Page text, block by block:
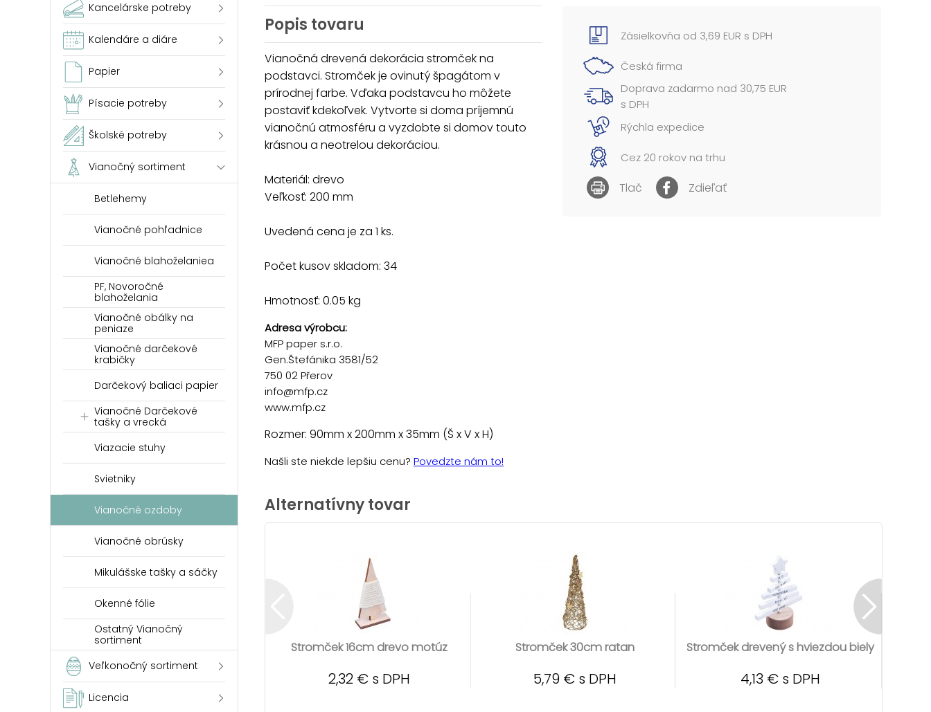
Kancelárske potreby
Kalendáre a diáre
Papier
Písacie potreby
Školské potreby
Vianočný sortiment
Betlehemy
Vianočné pohľadnice
Vianočné blahoželaniea
PF, Novoročné
blahoželania
Vianočné obálky na
peniaze
Vianočné darčekové
krabičky
Darčekový baliaci papier
Vianočné Darčekové
tašky a vrecká
Viazacie stuhy
Svietniky
Vianočné ozdoby
Vianočné obrúsky
Mikulášske tašky a sáčky
Okenné fólie
Ostatný Vianočný
sortiment
Veľkonočný sortiment
Licencia
Veľkosť: 200 mm
Uvedená cena je za 1 ks....
Popis tovaru
Vianočná drevená dekorácia stromček na
podstavci. Stromček je ovinutý špagátom v
prírodnej farbe. Vďaka podstavcu ho môžete
postaviť kdekoľvek. Vytvorte si doma príjemnú
vianočnú atmosféru a vyzdobte si domov touto
krásnou a neotrelou dekoráciou.
Materiál: drevo
Veľkosť: 200 mm
Uvedená cena je za 1 ks.
Počet kusov skladom: 34
Hmotnosť: 0.05 kg
Adresa výrobcu:
MFP paper s.r.o.
Gen.Štefánika 3581/52
750 02 Přerov
info@mfp.cz
www.mfp.cz
Rozmer: 90mm x 200mm x 35mm (Š x V x H)
Našli ste niekde lepšiu cenu? Povedzte nám to!
Zásielkovňa od 3,69 EUR s DPH
Česká firma
Doprava zadarmo nad 30,75 EUR
s DPH
Rýchla expedice
Cez 20 rokov na trhu
Tlač Zdieľať
Alternatívny tovar
Stromček 16cm drevo motúz
2,32 € s DPH
Stromček 30cm ratan
5,79 € s DPH
Stromček drevený s hviezdou biely
4,13 € s DPH